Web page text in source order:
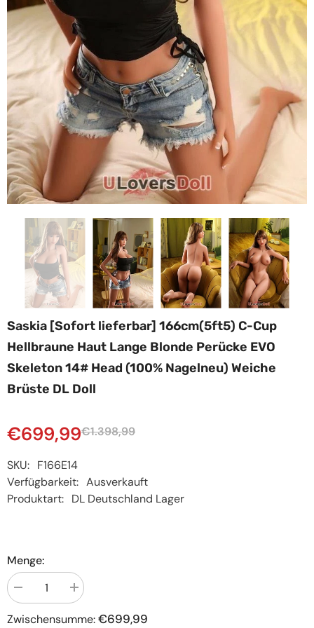
Saskia [Sofort lieferbar] 166cm(5ft5) C-Cup
Hellbraune Haut Lange Blonde Perücke EVO
Skeleton 14# Head (100% Nagelneu) Weiche
Brüste DL Doll
€1.398,99
€699,99
SKU: F166E14
Verfügbarkeit: Ausverkauft
Produktart: DL Deutschland Lager
Menge:
verringern
für
Saskia
Menge
erhöhen
Saskia
Zwischensumme:€699,99